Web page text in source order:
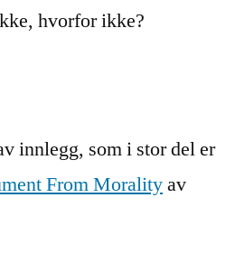
hvorfor ikke?
innlegg, som i stor del er
From Moralityav